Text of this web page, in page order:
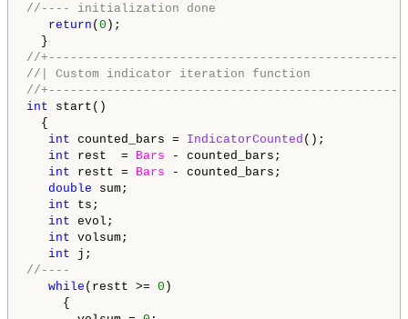
//---- initialization done
return (0 );
//
//| Custom indicator iteration function
//
int start()
{
int counted_bars = IndicatorCounted ();
int rest  = Bars - counted_bars;
int restt = Bars - counted_bars;
double sum;
int ts;
int evol;
int volsum;
int
//----
while (restt >= 0 )
{